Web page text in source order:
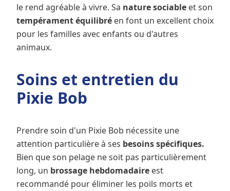
le rend agréable à vivre. Sa nature sociable et son
tempérament équilibré en font un excellent choix
pour les familles avec enfants ou d'autres
animaux.
Soins et entretien du
Pixie Bob
Prendre soin d'un Pixie Bob nécessite une
attention particulière à ses besoins spécifiques.
Bien que son pelage ne soit pas particulièrement
long, un brossage hebdomadaire est
recommandé pour éliminer les poils morts et